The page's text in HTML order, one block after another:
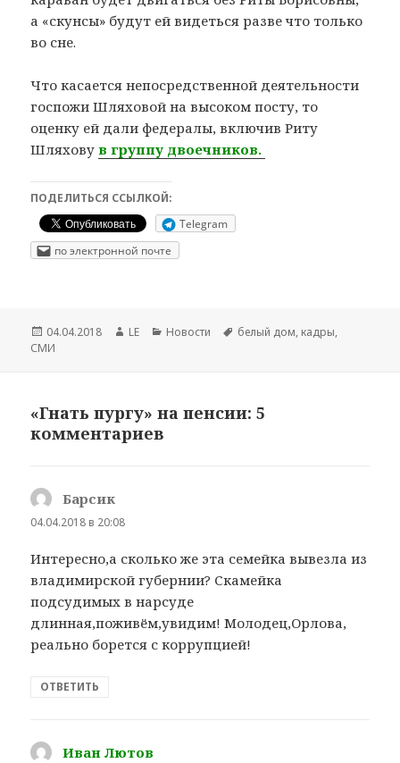
а «скунсы» будут ей видеться разве что только
во сне.
Что касается непосредственной деятельности
госпожи Шляховой на высоком посту, то
оценку ей дали федералы, включив Риту
Шляховув группу двоечников.
ПОДЕЛИТЬСЯ ССЫЛКОЙ:
Telegram
по электронной почте
Опубликовано
04.04.2018 Автор
LE Рубрики
Новости Метки
белый дом, кадры,
СМИ
«Гнать пургу» на пенсии: 5
комментариев
Барсик
04.04.2018 в 20:08
Интересно,а сколько же эта семейка вывезла из
владимирской губернии? Скамейка
подсудимых в нарсуде
длинная,поживём,увидим! Молодец,Орлова,
реально борется с коррупцией!
ОТВЕТИТЬ
Иван Лютов